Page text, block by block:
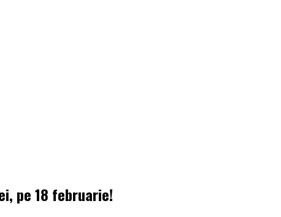
pe 18 februarie!